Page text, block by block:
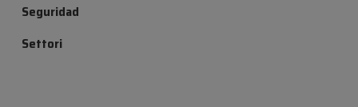
Seguridad
Settori